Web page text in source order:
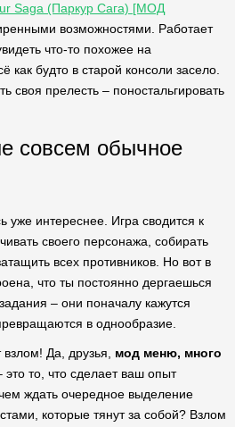
Saga (Паркур Сага) [МОД
возможностями. Работает
что-то похожее на
как будто в старой консоли засело.
своя прелесть – поностальгировать
совсем обычное
уже интереснее. Игра сводится к
своего персонажа, собирать
всех противников. Но вот в
что ты постоянно дергаешься
– они поначалу кажутся
в однообразие.
Да, друзья, мод меню, много
это то, что сделает ваш опыт
ждать очередное выделение
которые тянут за собой? Взлом